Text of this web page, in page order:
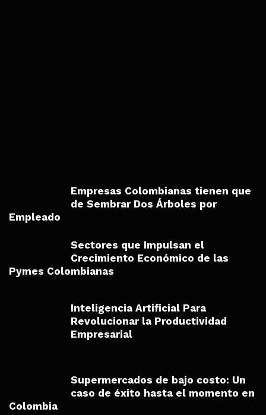
Empresas Colombianas tienen que
de Sembrar Dos Árboles por
Empleado
Sectores que Impulsan el
Crecimiento Económico de las
Pymes Colombianas
Inteligencia Artificial Para
Revolucionar la Productividad
Empresarial
Supermercados de bajo costo: Un
caso de éxito hasta el momento en
Colombia